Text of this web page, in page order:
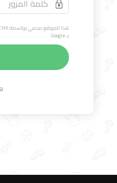
هذا الموقع محمي بواسطة reCAPTCHA. تُطبق
بـ Google.